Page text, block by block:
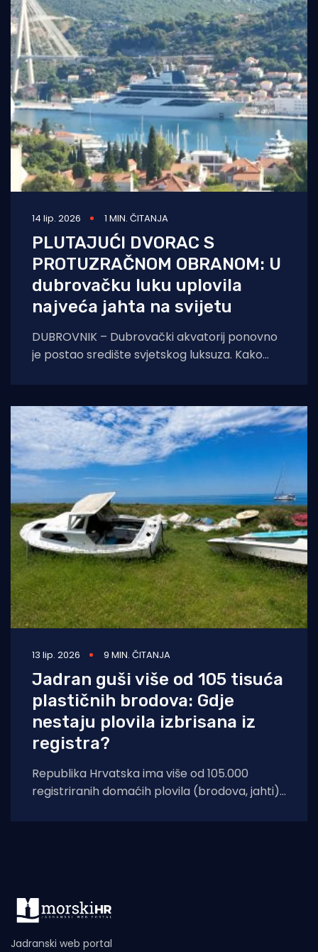
14 lip. 2026 1 MIN. ČITANJA
PLUTAJUĆI DVORAC S
PROTUZRAČNOM OBRANOM: U
dubrovačku luku uplovila
najveća jahta na svijetu
DUBROVNIK – Dubrovački akvatorij ponovno
je postao središte svjetskog luksuza. Kako
13 lip. 2026 9 MIN. ČITANJA
Jadran guši više od 105 tisuća
plastičnih brodova: Gdje
nestaju plovila izbrisana iz
registra?
Republika Hrvatska ima više od 105.000
registriranih domaćih plovila (brodova, jahti)
Jadranski web portal